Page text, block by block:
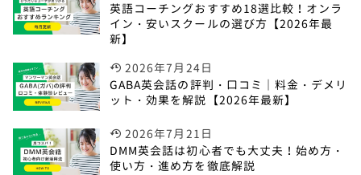
英語コーチングおすすめ18選比較！オンラ
イン・安いスクールの選び方【2026年最
新】
2026年7月24日
GABA英会話の評判・口コミ｜料金・デメリ
ット・効果を解説【2026年最新】
2026年7月21日
DMM英会話は初心者でも大丈夫！始め方・
使い方・進め方を徹底解説